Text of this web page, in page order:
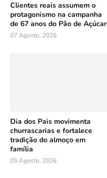
Clientes reais assumem o
protagonismo na campanha
de 67 anos do Pão de Açúcar
07 Agosto, 2026
Dia dos Pais movimenta
churrascarias e fortalece
tradição do almoço em
família
05 Agosto, 2026